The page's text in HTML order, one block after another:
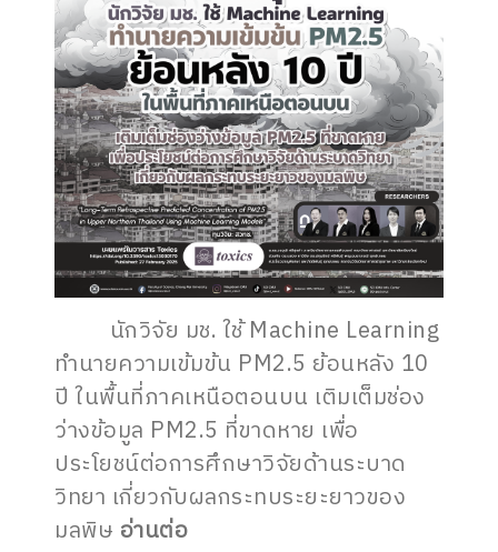
นักวิจัย มช. ใช้ Machine Learning
ทำนายความเข้มข้น PM2.5 ย้อนหลัง 10
ปี ในพื้นที่ภาคเหนือตอนบน เติมเต็มช่อง
ว่างข้อมูล PM2.5 ที่ขาดหาย เพื่อ
ประโยชน์ต่อการศึกษาวิจัยด้านระบาด
วิทยา เกี่ยวกับผลกระทบระยะยาวของ
มลพิษ อ่านต่อ